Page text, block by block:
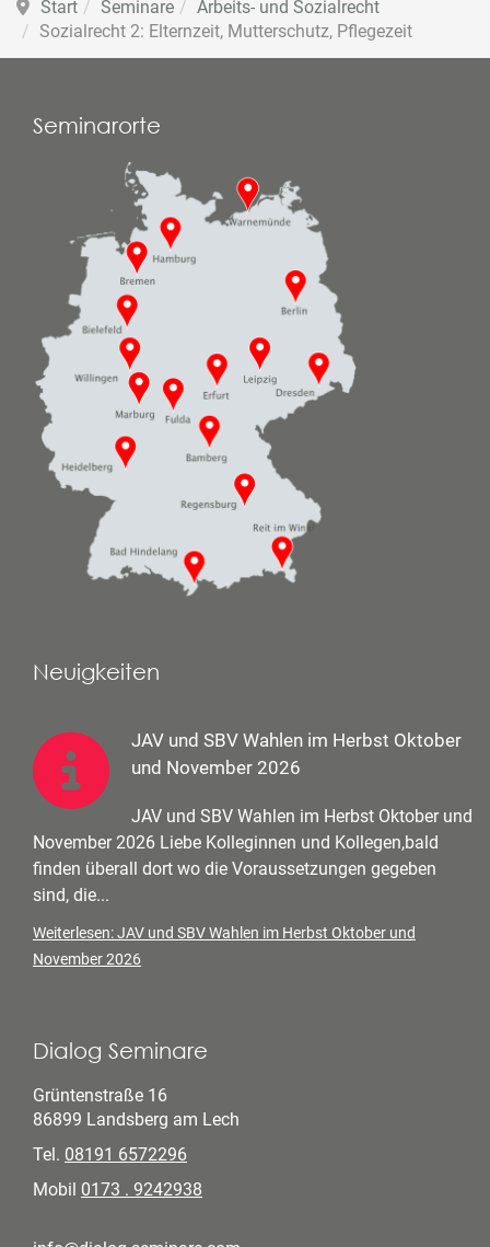
Start Seminare
Arbeits- und Sozialrecht
Sozialrecht 2: Elternzeit, Mutterschutz, Pflegezeit
Seminarorte
Neuigkeiten
JAV und SBV Wahlen im Herbst Oktober
und November 2026
JAV und SBV Wahlen im Herbst Oktober und
November 2026 Liebe Kolleginnen und Kollegen,bald
finden überall dort wo die Voraussetzungen gegeben
sind, die...
Weiterlesen: JAV und SBV Wahlen im Herbst Oktober und
November 2026
Dialog Seminare
Grüntenstraße 16
86899 Landsberg am Lech
Tel. 08191 6572296
Mobil 0173 . 9242938